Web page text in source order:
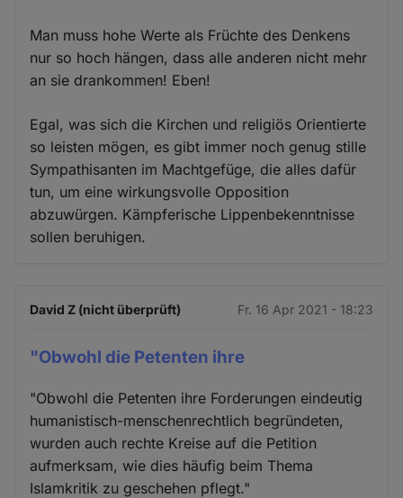
Man muss hohe Werte als Früchte des Denkens
nur so hoch hängen, dass alle anderen nicht mehr
an sie drankommen! Eben!
Egal, was sich die Kirchen und religiös Orientierte
so leisten mögen, es gibt immer noch genug stille
Sympathisanten im Machtgefüge, die alles dafür
tun, um eine wirkungsvolle Opposition
abzuwürgen. Kämpferische Lippenbekenntnisse
sollen beruhigen.
David Z (nicht überprüft) Fr. 16 Apr 2021 - 18:23
"Obwohl die Petenten ihre
"Obwohl die Petenten ihre Forderungen eindeutig
humanistisch-menschenrechtlich begründeten,
wurden auch rechte Kreise auf die Petition
aufmerksam, wie dies häufig beim Thema
Islamkritik zu geschehen pflegt."